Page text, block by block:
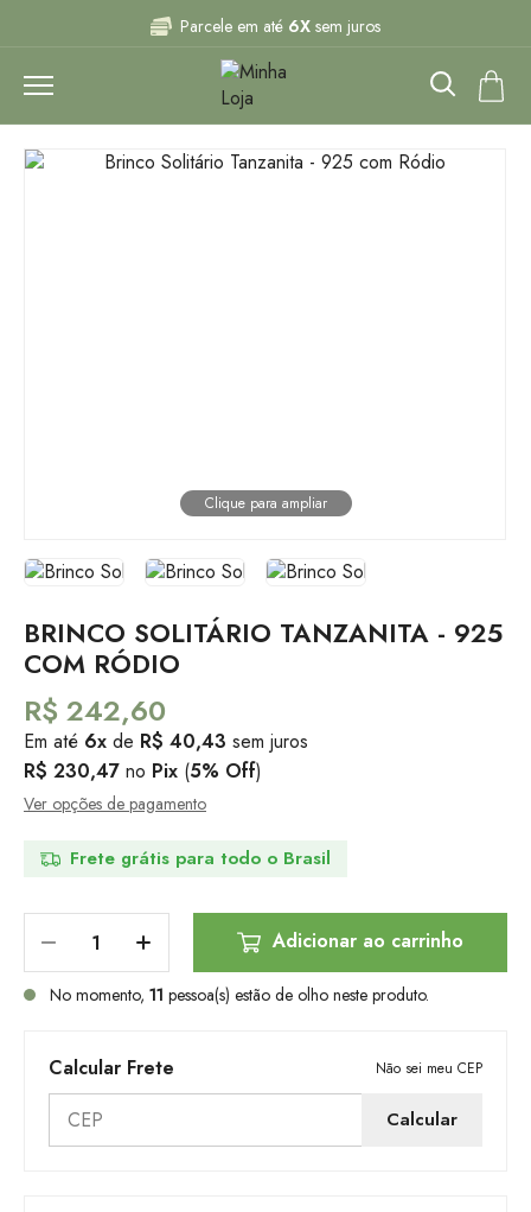
Parcele em até 6X sem juros
que acompanham seus momentos
Frete grátis para todoBrasil
Parcele em até6X sem juros
Clique para ampliar
BRINCO SOLITÁRIO TANZANITA - 925
COM RÓDIO
R$ 242,60
Em até 6x de R$ 40,43 sem juros
R$ 230,47 no Pix (5% Off)
Ver opções de pagamento
Frete grátis para todo o Brasil
Adicionar ao carrinho
No momento, 11 pessoa(s) estão de olho neste produto.
Calcular Frete Não sei meu CEP
Calcular